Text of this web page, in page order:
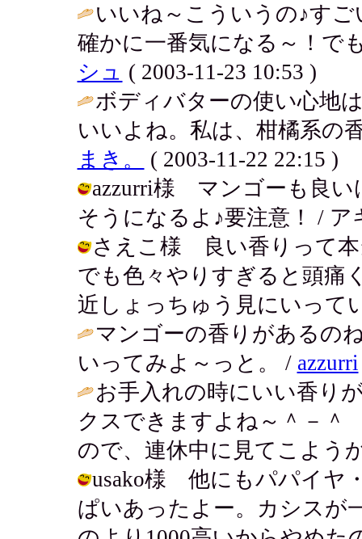
いいね～こういうの♪す
確かに一番気になる～！で
シュ ( 2003-11-23 10:53 )
ボディバターの使い心地
いいよね。私は、柑橘系の
まき。
( 2003-11-22 22:15 )
azzurri様 マンゴーも良い
そうになるよ♪要注意！ / ア
さえこ様 良い香りって本
でも色々やりすぎると頭痛
近しょっちゅう見にいって
マンゴーの香りがあるの
いってみよ～っと。 / azzurri
お手入れの時にいい香り
クスできますよね～＾－
ので、連休中に見てこよう
usako様 他にもパパイヤ
ぱいあったよー。カシスが